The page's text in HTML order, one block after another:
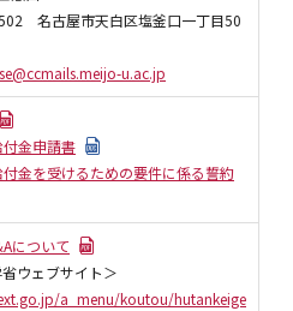
名古屋市天白区塩釜口一丁目50
u.ac.jp
金申請書
金を受けるための要件に係る誓約
について
省ウェブサイト＞
a_menu/koutou/hutankeige